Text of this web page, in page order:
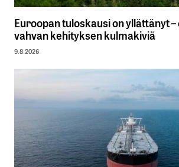
Euroopan tuloskausi on yllättänyt
vahvan kehityksen kulmakiviä
9.8.2026